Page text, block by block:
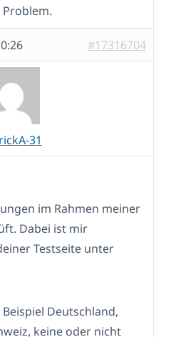
Problem.
#17316704
31
im Rahmen meiner
Dabei ist mir
Testseite unter
Deutschland,
keine oder nicht